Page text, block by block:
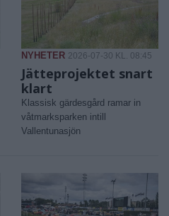
NYHETER 2026-07-30 KL. 08:45
Jätteprojektet snart
klart
Klassisk gärdesgård ramar in
våtmarksparken intill
Vallentunasjön